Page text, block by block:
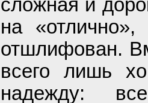
сложная и
на
отшлифован.
всего лишь
надежду: